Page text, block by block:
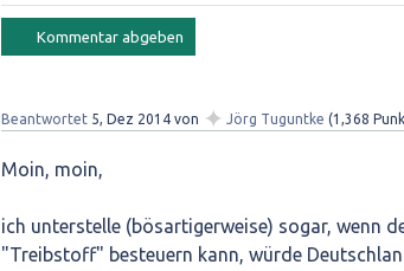
Beantwortet 5, Dez 2014 von ✦ Jörg Tuguntke (1,368
Moin, moin,
ich unterstelle (bösartigerweise) sogar, wenn
"Treibstoff" besteuern kann, würde